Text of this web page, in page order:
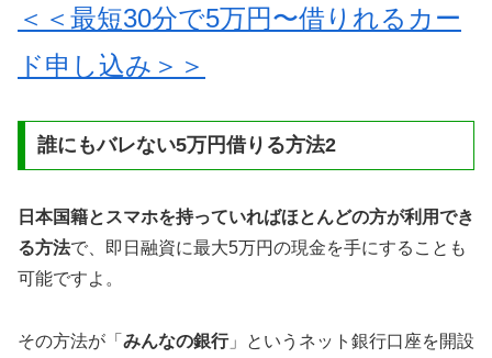
＜＜最短30分で5万円〜借りれるカー
ド申し込み＞＞
誰にもバレない5万円借りる方法2
日本国籍とスマホを持っていればほとんどの方が利用でき
る方法で、即日融資に最大5万円の現金を手にすることも
可能ですよ。
その方法が「 みんなの銀行」というネット銀行口座を開設